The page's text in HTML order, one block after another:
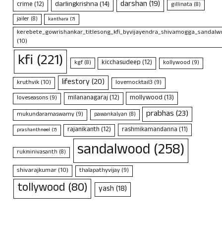
crime(12) darlingkrishna(14) darshan(19) gillinata (8)
jailer (8) kanthara (7)
(10)
kfi (221) kgf(8) kicchasudeep(12) kollywood (9)
kruthvik(10) lifestory(20) lovemocktail3 (9)
loveseasons (9) milananagaraj(12) mollywood(13)
mukundaramaswamy (9) pawankalyan (8) prabhas(23)
prashanthneel (7) rajanikanth(12) rashmikamandanna(11)
rukminivasanth (8) sandalwood (258)
shivarajkumar(10) thalapathyvijay(9)
tollywood (80) yash(18)